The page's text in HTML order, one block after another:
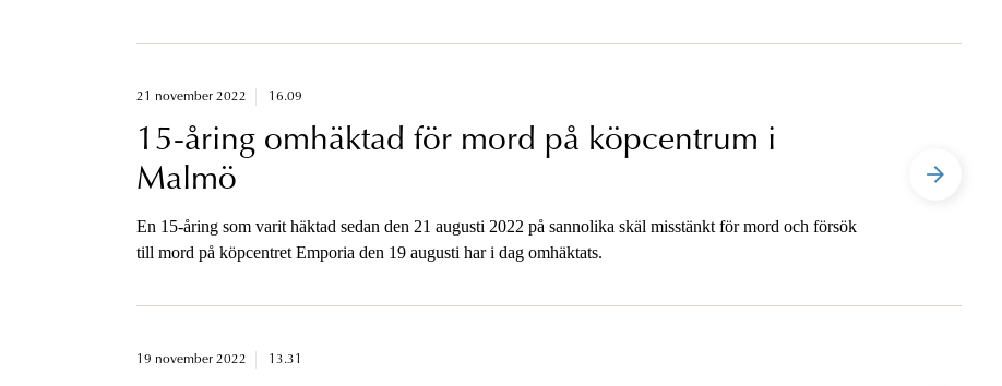
21 november 2022 16.09
15-åring omhäktad för mord på köpcentrum i
Malmö
En 15-åring som varit häktad sedan den 21 augusti 2022 på sannolika skäl misstänkt för mord och försök
till mord på köpcentret Emporia den 19 augusti har i dag omhäktats.
19 november 2022 13.31